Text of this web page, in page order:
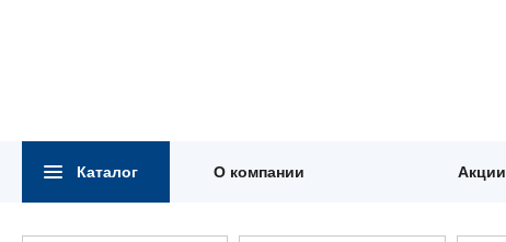
Каталог О компании Акции